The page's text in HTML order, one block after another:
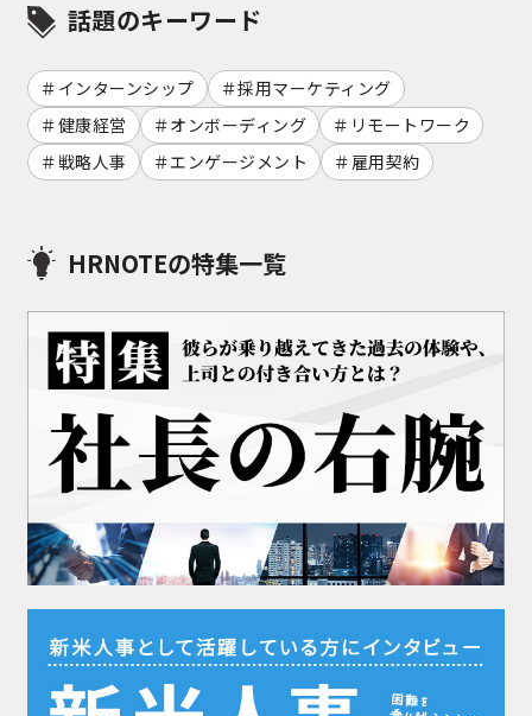
話題のキーワード
インターンシップ
採用マーケティング
健康経営
オンボーディング
リモートワーク
戦略人事
エンゲージメント 雇用契約
HRNOTEの特集一覧